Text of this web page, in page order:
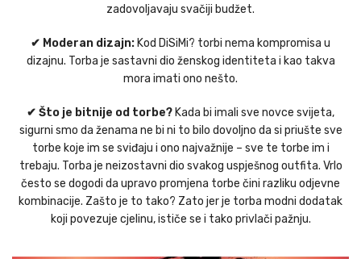
zadovoljavaju svačiji budžet.
✔ Moderan dizajn: Kod DiSiMi? torbi nema kompromisa u
dizajnu. Torba je sastavni dio ženskog identiteta i kao takva
mora imati ono nešto.
✔ Što je bitnije od torbe? Kada bi imali sve novce svijeta,
sigurni smo da ženama ne bi ni to bilo dovoljno da si priušte sve
torbe koje im se sviđaju i ono najvažnije – sve te torbe im i
trebaju. Torba je neizostavni dio svakog uspješnog outfita. Vrlo
često se dogodi da upravo promjena torbe čini razliku odjevne
kombinacije. Zašto je to tako? Zato jer je torba modni dodatak
koji povezuje cjelinu, ističe se i tako privlači pažnju.